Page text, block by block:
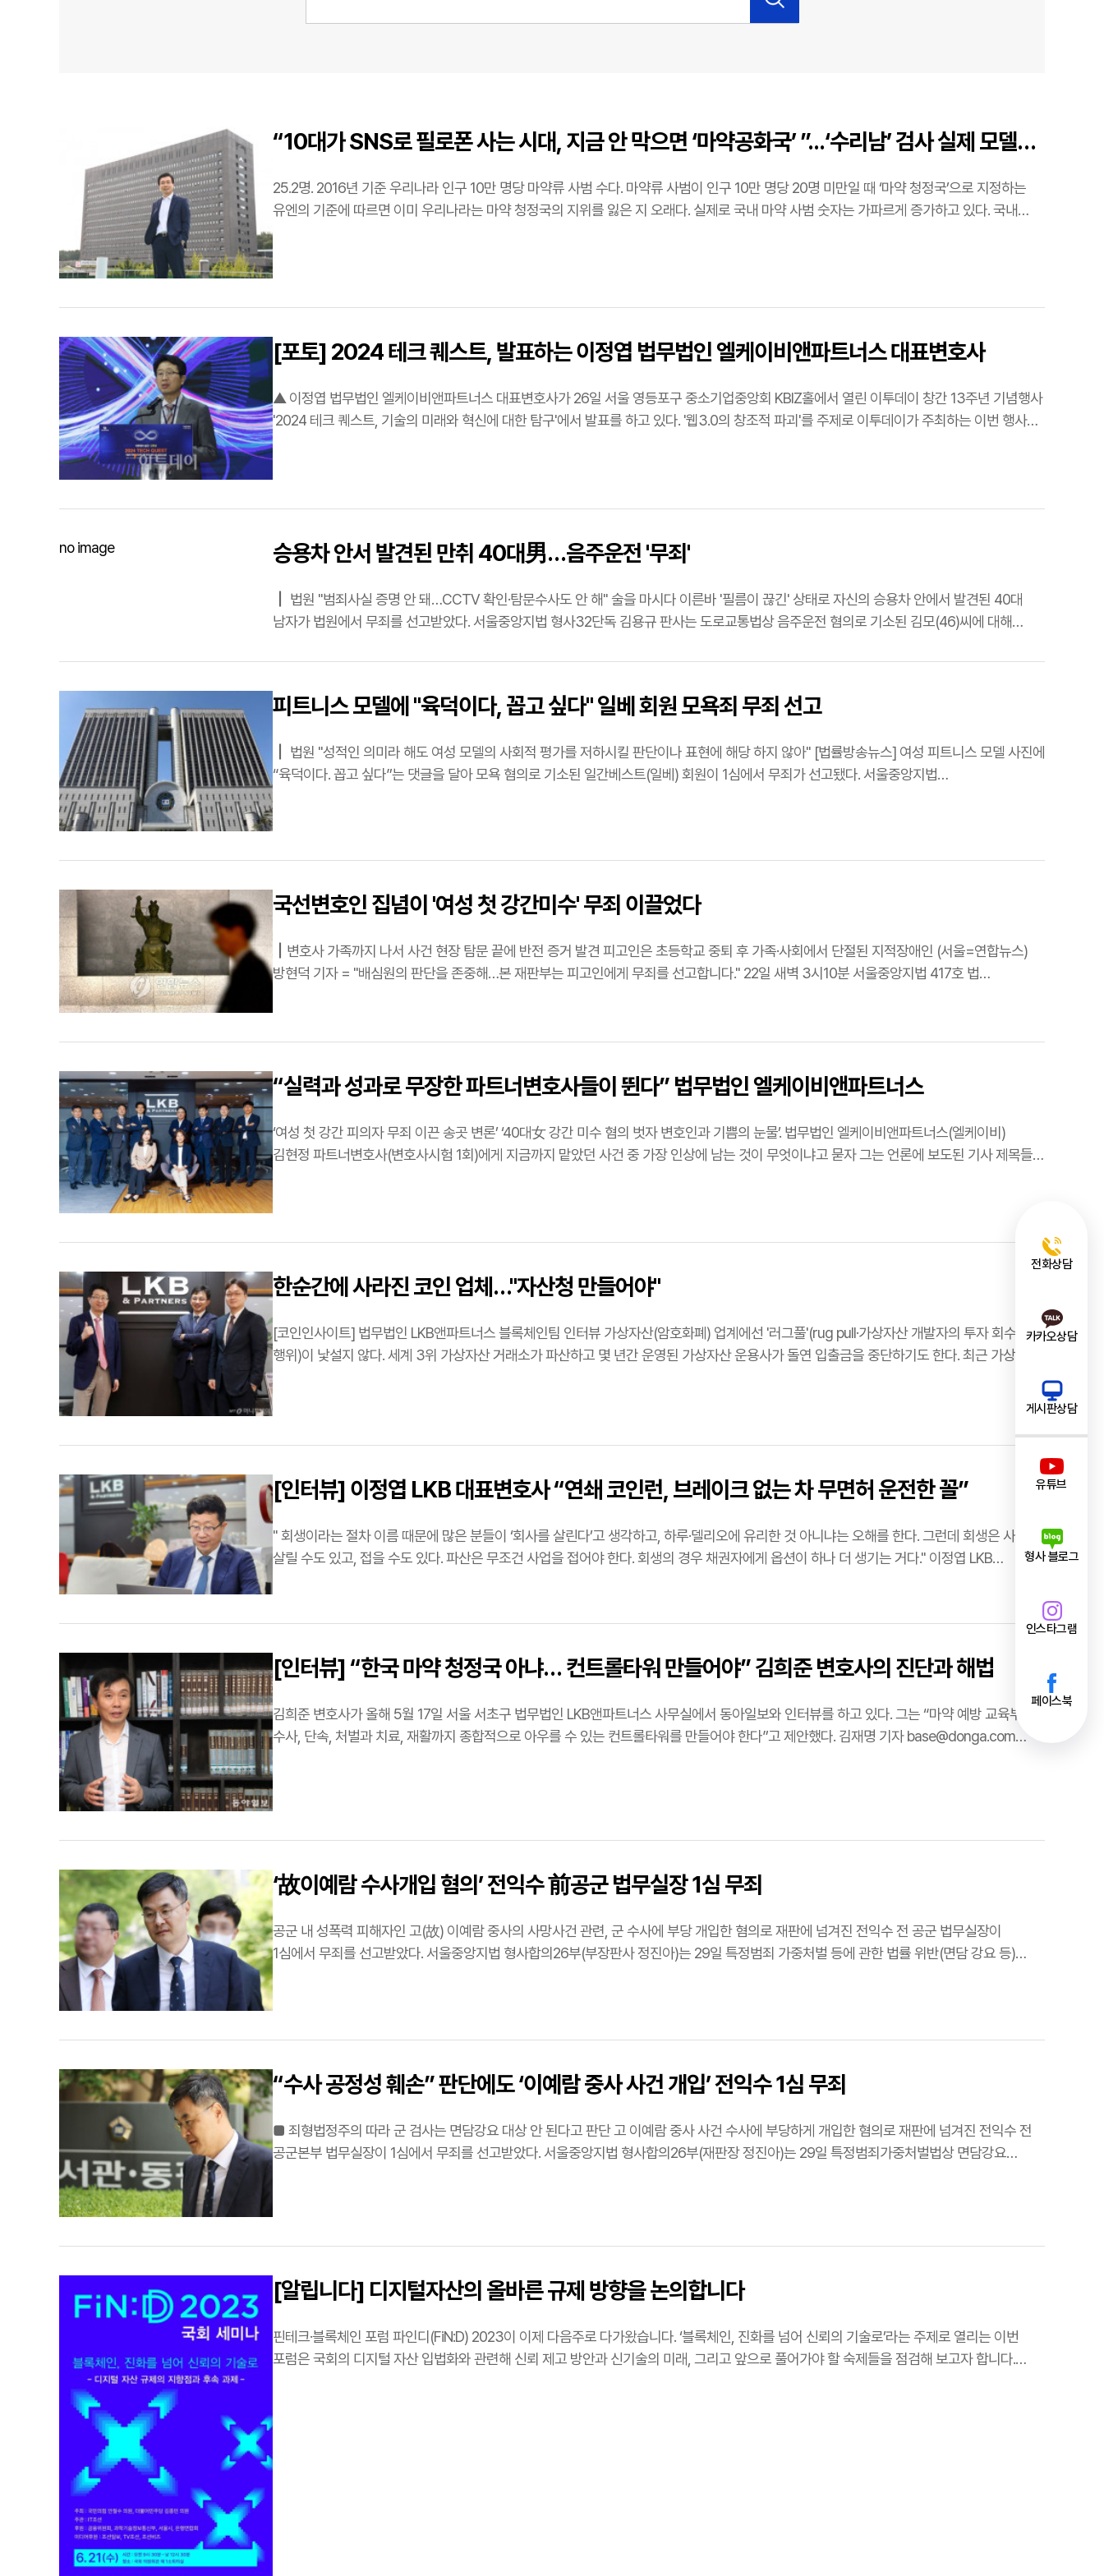
전화상담
카카오상담
게시판상담
유튜브
형사 블로그
인스타그램
페이스북
“10대가 SNS로 필로폰 사는 시대, 지금 안 막으면 ‘마약공화국’ ”...‘수리남’ 검사 실제 모델의
25.2명. 2016년 기준 우리나라 인구 10만 명당 마약류 사범 수다. 마약류 사범이 인구 10만 명당 20명 미만일 때 ‘마약 청정국’으로 지정하는
유엔의 기준에 따르면 이미 우리나라는 마약 청정국의 지위를 잃은 지 오래다. 실제로 국내 마약 사범 숫자는 가파르게 증가하고 있다. 국내
[포토] 2024 테크 퀘스트, 발표하는 이정엽 법무법인 엘케이비앤파트너스 대표변호사
▲ 이정엽 법무법인 엘케이비앤파트너스 대표변호사가 26일 서울 영등포구 중소기업중앙회 KBIZ홀에서 열린 이투데이 창간 13주년 기념행사
'2024 테크 퀘스트, 기술의 미래와 혁신에 대한 탐구'에서 발표를 하고 있다. '웹3.0의 창조적 파괴'를 주제로 이투데이가 주최하는 이번 행사는
no image 승용차 안서 발견된 만취 40대男…음주운전 '무죄'
┃ 법원 "범죄사실 증명 안 돼…CCTV 확인·탐문수사도 안 해" 술을 마시다 이른바 '필름이 끊긴' 상태로 자신의 승용차 안에서 발견된 40대
남자가 법원에서 무죄를 선고받았다. 서울중앙지법 형사32단독 김용규 판사는 도로교통법상 음주운전 혐의로 기소된 김모(46)씨에 대해
피트니스 모델에 "육덕이다, 꼽고 싶다" 일베 회원 모욕죄 무죄 선고
┃ 법원 "성적인 의미라 해도 여성 모델의 사회적 평가를 저하시킬 판단이나 표현에 해당 하지 않아" [법률방송뉴스] 여성 피트니스 모델 사진에
“육덕이다. 꼽고 싶다”는 댓글을 달아 모욕 혐의로 기소된 일간베스트(일베) 회원이 1심에서 무죄가 선고됐다. 서울중앙지법…
국선변호인 집념이 '여성 첫 강간미수' 무죄 이끌었다
┃변호사 가족까지 나서 사건 현장 탐문 끝에 반전 증거 발견 피고인은 초등학교 중퇴 후 가족·사회에서 단절된 지적장애인 (서울=연합뉴스)
방현덕 기자 = "배심원의 판단을 존중해…본 재판부는 피고인에게 무죄를 선고합니다." 22일 새벽 3시10분 서울중앙지법 417호 법…
“실력과 성과로 무장한 파트너변호사들이 뛴다” 법무법인 엘케이비앤파트너스
‘여성 첫 강간 피의자 무죄 이끈 송곳 변론’ ‘40대女 강간 미수 혐의 벗자 변호인과 기쁨의 눈물’. 법무법인 엘케이비앤파트너스(엘케이비)
김현정 파트너변호사(변호사시험 1회)에게 지금까지 맡았던 사건 중 가장 인상에 남는 것이 무엇이냐고 묻자 그는 언론에 보도된 기사 제목들을
한순간에 사라진 코인 업체…"자산청 만들어야"
[코인인사이트] 법무법인 LKB앤파트너스 블록체인팀 인터뷰 가상자산(암호화폐) 업계에선 '러그풀'(rug pull·가상자산 개발자의 투자 회수 사기
행위)이 낯설지 않다. 세계 3위 가상자산 거래소가 파산하고 몇 년간 운영된 가상자산 운용사가 돌연 입출금을 중단하기도 한다. 최근 가상자산
[인터뷰] 이정엽 LKB 대표변호사 “연쇄 코인런, 브레이크 없는 차 무면허 운전한 꼴”
" 회생이라는 절차 이름 때문에 많은 분들이 ‘회사를 살린다’고 생각하고, 하루·델리오에 유리한 것 아니냐는 오해를 한다. 그런데 회생은 사업을
살릴 수도 있고, 접을 수도 있다. 파산은 무조건 사업을 접어야 한다. 회생의 경우 채권자에게 옵션이 하나 더 생기는 거다." 이정엽 LKB…
[인터뷰] “한국 마약 청정국 아냐… 컨트롤타워 만들어야” 김희준 변호사의 진단과 해법
김희준 변호사가 올해 5월 17일 서울 서초구 법무법인 LKB앤파트너스 사무실에서 동아일보와 인터뷰를 하고 있다. 그는 “마약 예방 교육부터
수사, 단속, 처벌과 치료, 재활까지 종합적으로 아우를 수 있는 컨트롤타워를 만들어야 한다”고 제안했다. 김재명 기자 base@donga.com
‘故이예람 수사개입 혐의’ 전익수 前공군 법무실장 1심 무죄
공군 내 성폭력 피해자인 고(故) 이예람 중사의 사망사건 관련, 군 수사에 부당 개입한 혐의로 재판에 넘겨진 전익수 전 공군 법무실장이
1심에서 무죄를 선고받았다. 서울중앙지법 형사합의26부(부장판사 정진아)는 29일 특정범죄 가중처벌 등에 관한 법률 위반(면담 강요 등)
“수사 공정성 훼손” 판단에도 ‘이예람 중사 사건 개입’ 전익수 1심 무죄
■ 죄형법정주의 따라 군 검사는 면담강요 대상 안 된다고 판단 고 이예람 중사 사건 수사에 부당하게 개입한 혐의로 재판에 넘겨진 전익수 전
공군본부 법무실장이 1심에서 무죄를 선고받았다. 서울중앙지법 형사합의26부(재판장 정진아)는 29일 특정범죄가중처벌법상 면담강요
[알립니다] 디지털자산의 올바른 규제 방향을 논의합니다
핀테크·블록체인 포럼 파인디(FiN:D) 2023이 이제 다음주로 다가왔습니다. ‘블록체인, 진화를 넘어 신뢰의 기술로’라는 주제로 열리는 이번
포럼은 국회의 디지털 자산 입법화와 관련해 신뢰 제고 방안과 신기술의 미래, 그리고 앞으로 풀어가야 할 숙제들을 점검해 보고자 합니다.